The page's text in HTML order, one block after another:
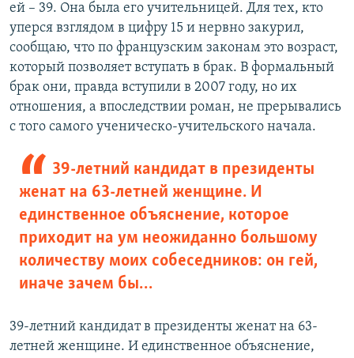
ей – 39. Она была его учительницей. Для тех, кто
уперся взглядом в цифру 15 и нервно закурил,
сообщаю, что по французским законам это возраст,
который позволяет вступать в брак. В формальный
брак они, правда вступили в 2007 году, но их
отношения, а впоследствии роман, не прерывались
с того самого ученическо-учительского начала.
39-летний кандидат в президенты
женат на 63-летней женщине. И
единственное объяснение, которое
приходит на ум неожиданно большому
количеству моих собеседников: он гей,
иначе зачем бы…
39-летний кандидат в президенты женат на 63-
летней женщине. И единственное объяснение,